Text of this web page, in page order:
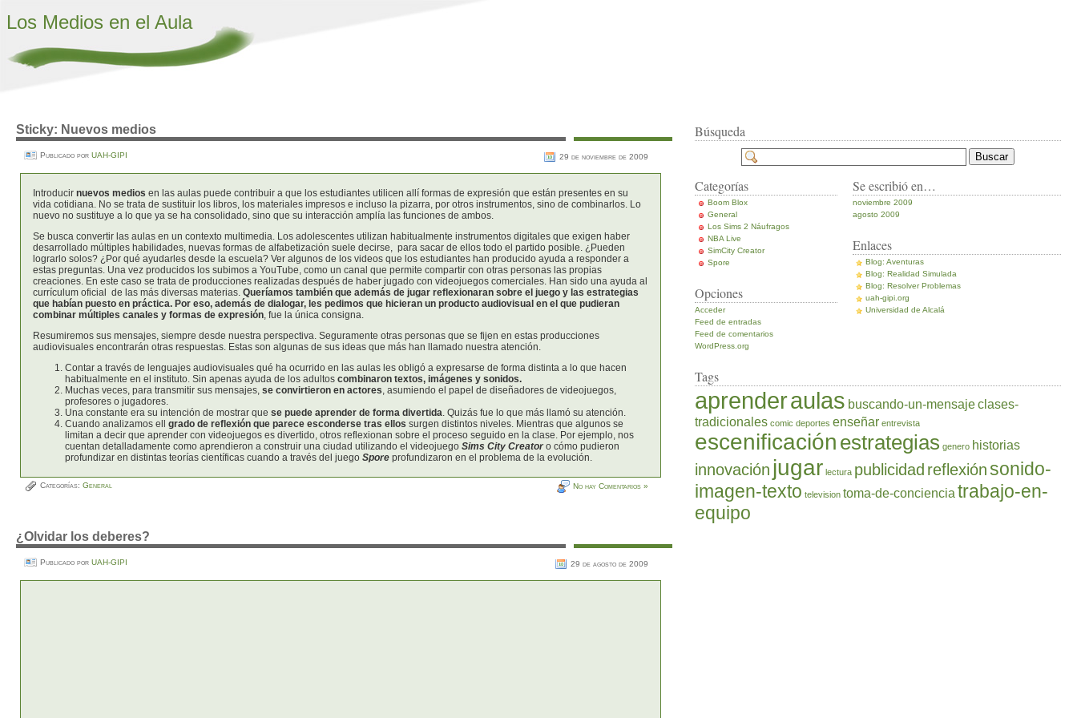
Los Medios en el Aula
Sticky: Nuevos medios
Publicado por UAH-GIPI 29 de noviembre de 2009
Introducir nuevos medios en las aulas puede contribuir a que los estudiantes utilicen allí formas de expresión que están presentes en su
vida cotidiana. No se trata de sustituir los libros, los materiales impresos e incluso la pizarra, por otros instrumentos, sino de combinarlos. Lo
nuevo no sustituye a lo que ya se ha consolidado, sino que su interacción amplía las funciones de ambos.
Se busca convertir las aulas en un contexto multimedia. Los adolescentes utilizan habitualmente instrumentos digitales que exigen haber
desarrollado múltiples habilidades, nuevas formas de alfabetización suele decirse, para sacar de ellos todo el partido posible. ¿Pueden
lograrlo solos? ¿Por qué ayudarles desde la escuela? Ver algunos de los videos que los estudiantes han producido ayuda a responder a
estas preguntas. Una vez producidos los subimos a YouTube, como un canal que permite compartir con otras personas las propias
creaciones. En este caso se trata de producciones realizadas después de haber jugado con videojuegos comerciales. Han sido una ayuda al
currículum oficial de las más diversas materias. Queríamos también que además de jugar reflexionaran sobre el juego y las estrategias
que habían puesto en práctica. Por eso, además de dialogar, les pedimos que hicieran un producto audiovisual en el que pudieran
combinar múltiples canales y formas de expresión, fue la única consigna.
Resumiremos sus mensajes, siempre desde nuestra perspectiva. Seguramente otras personas que se fijen en estas producciones
audiovisuales encontrarán otras respuestas. Estas son algunas de sus ideas que más han llamado nuestra atención.
Contar a través de lenguajes audiovisuales qué ha ocurrido en las aulas les obligó a expresarse de forma distinta a lo que hacen
habitualmente en el instituto. Sin apenas ayuda de los adultos combinaron textos, imágenes y sonidos.
Muchas veces, para transmitir sus mensajes, se convirtieron en actores, asumiendo el papel de diseñadores de videojuegos,
profesores o jugadores.
Una constante era su intención de mostrar que se puede aprender de forma divertida. Quizás fue lo que más llamó su atención.
Cuando analizamos ell grado de reflexión que parece esconderse tras ellos surgen distintos niveles. Mientras que algunos se
limitan a decir que aprender con videojuegos es divertido, otros reflexionan sobre el proceso seguido en la clase. Por ejemplo, nos
cuentan detalladamente como aprendieron a construir una ciudad utilizando el videojuego Sims City Creator o cómo pudieron
profundizar en distintas teorías científicas cuando a través del juego Spore profundizaron en el problema de la evolución.
Categorías: General No hay Comentarios »
¿Olvidar los deberes?
Publicado por UAH-GIPI 29 de agosto de 2009
Búsqueda
Categorías
Boom Blox
General
Los Sims 2 Náufragos
NBA Live
SimCity Creator
Spore
Opciones
Acceder
Feed de entradas
Feed de comentarios
WordPress.org
Se escribió en…
noviembre 2009
agosto 2009
Enlaces
Blog: Aventuras
Blog: Realidad Simulada
Blog: Resolver Problemas
uah-gipi.org
Universidad de Alcalá
Tags
aprenderaulas buscando-un-mensajeclases-
tradicionales comic deportes enseñar entrevista
escenificación estrategias genero historias
innovación jugar lectura publicidad reflexiónsonido-
imagen-texto television toma-de-conciencia trabajo-en-
equipo